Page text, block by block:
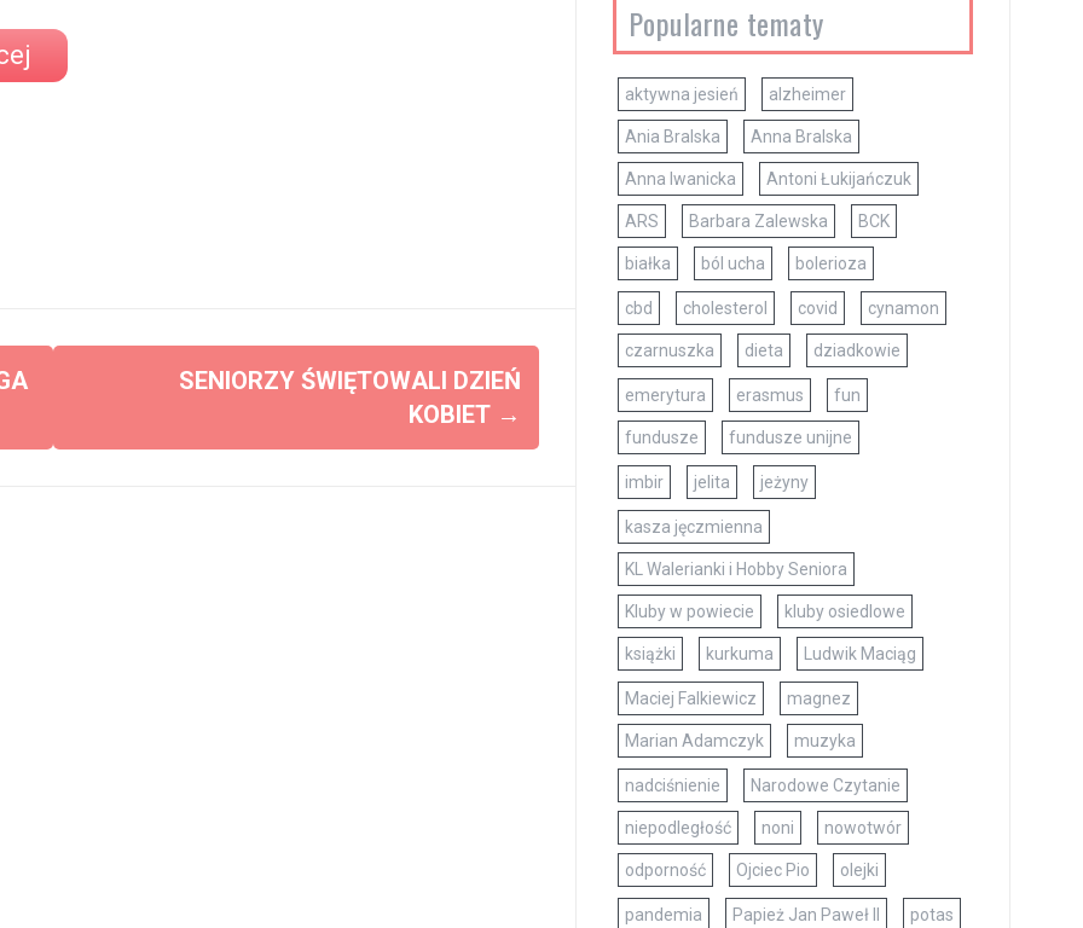
SENIORZY ŚWIĘTOWALI DZIEŃ
KOBIET →
Popularne tematy
aktywna jesień alzheimer
Ania Bralska Anna Bralska
Anna Iwanicka Antoni Łukijańczuk
ARS Barbara Zalewska BCK
białka ból ucha bolerioza
cbd cholesterol covid cynamon
czarnuszka dieta dziadkowie
emerytura erasmus fun
fundusze fundusze unijne
imbir jelita jeżyny
kasza jęczmienna
KL Walerianki i Hobby Seniora
Kluby w powiecie kluby osiedlowe
książki kurkuma Ludwik Maciąg
Maciej Falkiewicz magnez
Marian Adamczyk muzyka
nadciśnienie Narodowe Czytanie
niepodległość noni nowotwór
odporność Ojciec Pio olejki
pandemia Papież Jan Paweł II potas